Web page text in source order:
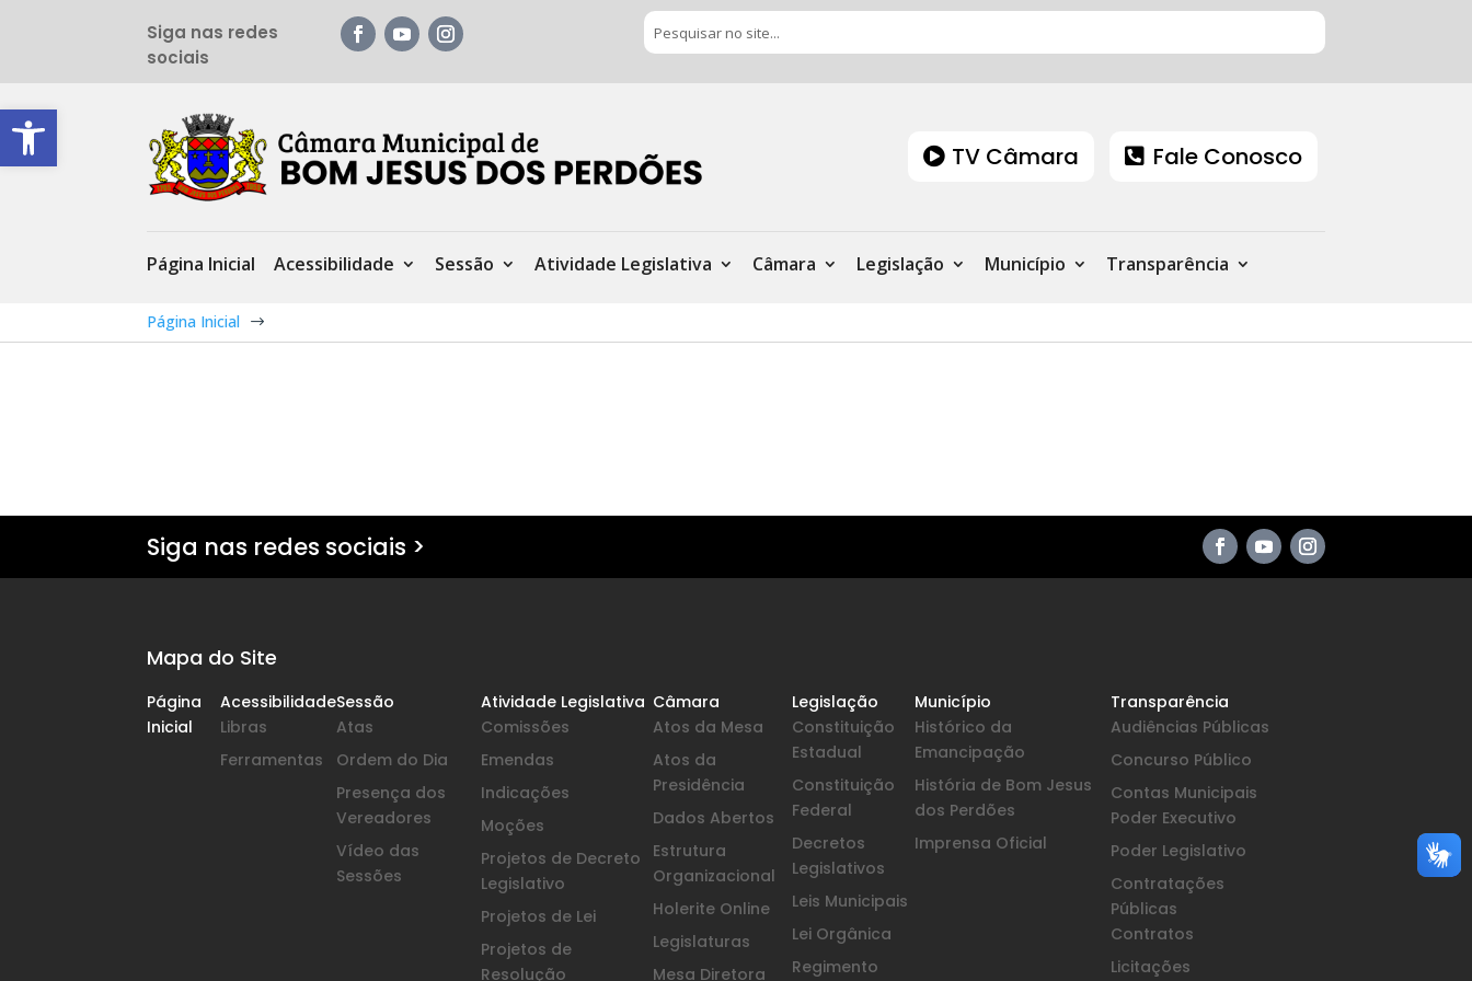
Barra de Ferramentas Aberta
Siga nas redes
sociais
TV Câmara Fale Conosco
Página Inicial Acessibilidade Sessão Atividade Legislativa Câmara Legislação Município Transparência
Página Inicial $
Siga nas redes sociais >
Mapa do Site
Página
Inicial
Acessibilidade
Libras
Ferramentas
Sessão
Atas
Ordem do Dia
Presença dos
Vereadores
Vídeo das
Sessões
Atividade Legislativa
Comissões
Emendas
Indicações
Moções
Projetos de Decreto
Legislativo
Projetos de Lei
Projetos de
Resolução
Câmara
Atos da Mesa
Atos da
Presidência
Dados Abertos
Estrutura
Organizacional
Holerite Online
Legislaturas
Mesa Diretora
Legislação
Constituição
Estadual
Constituição
Federal
Decretos
Legislativos
Leis Municipais
Lei Orgânica
Regimento
Município
Histórico da
Emancipação
História de Bom Jesus
dos Perdões
Imprensa Oficial
Transparência
Audiências Públicas
Concurso Público
Contas Municipais
Poder Executivo
Poder Legislativo
Contratações
Públicas
Contratos
Licitações